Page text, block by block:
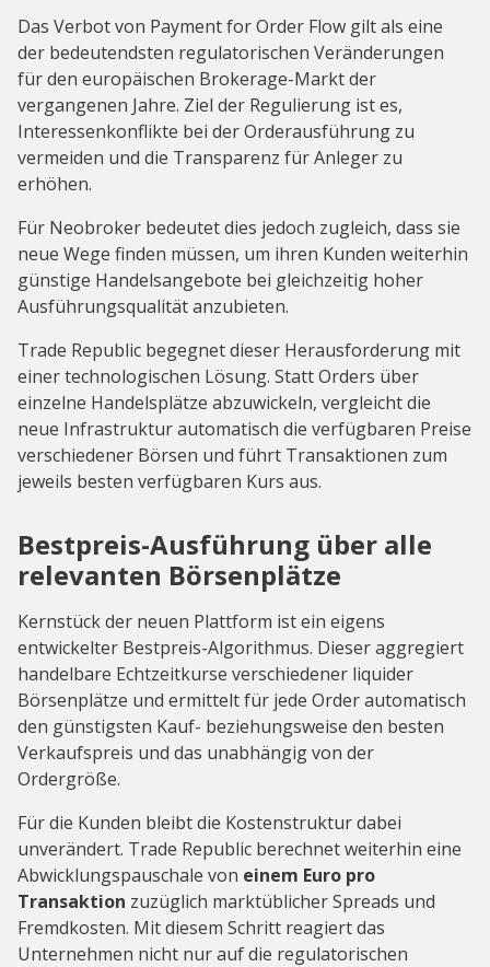
Das Verbot von Payment for Order Flow gilt als eine
der bedeutendsten regulatorischen Veränderungen
für den europäischen Brokerage-Markt der
vergangenen Jahre. Ziel der Regulierung ist es,
Interessenkonflikte bei der Orderausführung zu
vermeiden und die Transparenz für Anleger zu
erhöhen.
Für Neobroker bedeutet dies jedoch zugleich, dass sie
neue Wege finden müssen, um ihren Kunden weiterhin
günstige Handelsangebote bei gleichzeitig hoher
Ausführungsqualität anzubieten.
Trade Republic begegnet dieser Herausforderung mit
einer technologischen Lösung. Statt Orders über
einzelne Handelsplätze abzuwickeln, vergleicht die
neue Infrastruktur automatisch die verfügbaren Preise
verschiedener Börsen und führt Transaktionen zum
jeweils besten verfügbaren Kurs aus.
Bestpreis-Ausführung über alle
relevanten Börsenplätze
Kernstück der neuen Plattform ist ein eigens
entwickelter Bestpreis-Algorithmus. Dieser aggregiert
handelbare Echtzeitkurse verschiedener liquider
Börsenplätze und ermittelt für jede Order automatisch
den günstigsten Kauf- beziehungsweise den besten
Verkaufspreis und das unabhängig von der
Ordergröße.
Für die Kunden bleibt die Kostenstruktur dabei
unverändert. Trade Republic berechnet weiterhin eine
Abwicklungspauschale von einem Euro pro
Transaktion zuzüglich marktüblicher Spreads und
Fremdkosten. Mit diesem Schritt reagiert das
Unternehmen nicht nur auf die regulatorischen